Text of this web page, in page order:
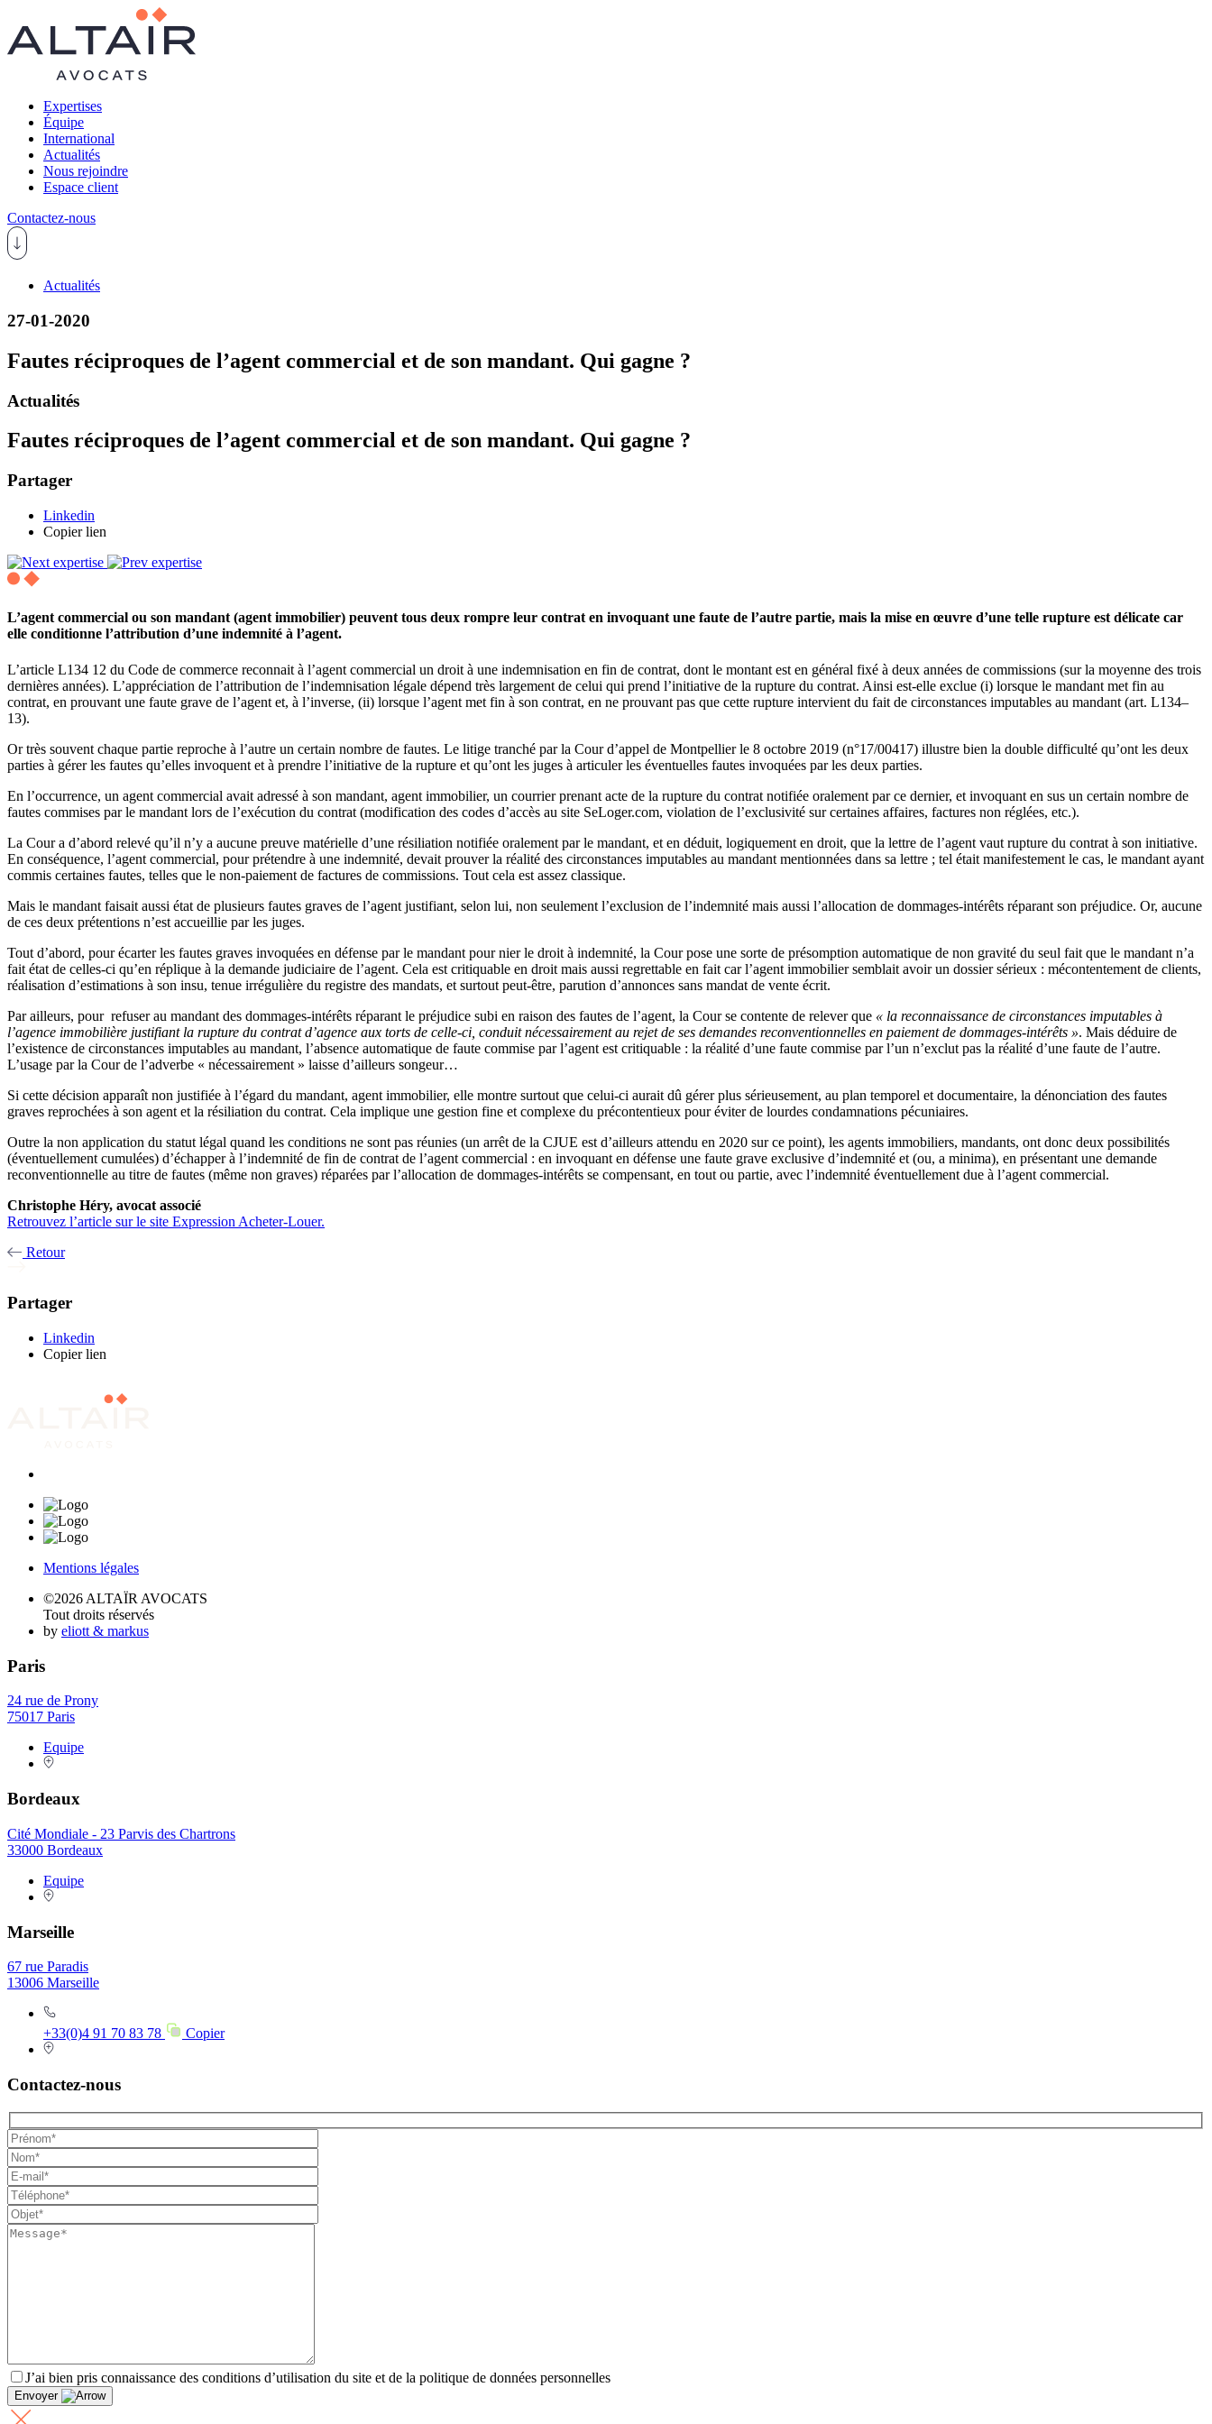
Expertises
Équipe
International
Actualités
Nous rejoindre
Espace client
Contactez-nous
Actualités
27-01-2020
Fautes réciproques de l’agent commercial et de son mandant. Qui gagne ?
Actualités
Fautes réciproques de l’agent commercial et de son mandant. Qui gagne ?
Partager
Linkedin
Copier lien
L’agent commercial ou son mandant (agent immobilier) peuvent tous deux rompre leur contrat en invoquant une faute de l’autre partie, mais la mise en œuvre d’une telle rupture est délicate car
elle conditionne l’attribution d’une indemnité à l’agent.
L’article L134 12 du Code de commerce reconnait à l’agent commercial un droit à une indemnisation en fin de contrat, dont le montant est en général fixé à deux années de commissions (sur la moyenne des trois
dernières années). L’appréciation de l’attribution de l’indemnisation légale dépend très largement de celui qui prend l’initiative de la rupture du contrat. Ainsi est-elle exclue (i) lorsque le mandant met fin au
contrat, en prouvant une faute grave de l’agent et, à l’inverse, (ii) lorsque l’agent met fin à son contrat, en ne prouvant pas que cette rupture intervient du fait de circonstances imputables au mandant (art. L134–
13).
Or très souvent chaque partie reproche à l’autre un certain nombre de fautes. Le litige tranché par la Cour d’appel de Montpellier le 8 octobre 2019 (n°17/00417) illustre bien la double difficulté qu’ont les deux
parties à gérer les fautes qu’elles invoquent et à prendre l’initiative de la rupture et qu’ont les juges à articuler les éventuelles fautes invoquées par les deux parties.
En l’occurrence, un agent commercial avait adressé à son mandant, agent immobilier, un courrier prenant acte de la rupture du contrat notifiée oralement par ce dernier, et invoquant en sus un certain nombre de
fautes commises par le mandant lors de l’exécution du contrat (modification des codes d’accès au site SeLoger.com, violation de l’exclusivité sur certaines affaires, factures non réglées, etc.).
La Cour a d’abord relevé qu’il n’y a aucune preuve matérielle d’une résiliation notifiée oralement par le mandant, et en déduit, logiquement en droit, que la lettre de l’agent vaut rupture du contrat à son initiative.
En conséquence, l’agent commercial, pour prétendre à une indemnité, devait prouver la réalité des circonstances imputables au mandant mentionnées dans sa lettre ; tel était manifestement le cas, le mandant ayant
commis certaines fautes, telles que le non-paiement de factures de commissions. Tout cela est assez classique.
Mais le mandant faisait aussi état de plusieurs fautes graves de l’agent justifiant, selon lui, non seulement l’exclusion de l’indemnité mais aussi l’allocation de dommages-intérêts réparant son préjudice. Or, aucune
de ces deux prétentions n’est accueillie par les juges.
Tout d’abord, pour écarter les fautes graves invoquées en défense par le mandant pour nier le droit à indemnité, la Cour pose une sorte de présomption automatique de non gravité du seul fait que le mandant n’a
fait état de celles-ci qu’en réplique à la demande judiciaire de l’agent. Cela est critiquable en droit mais aussi regrettable en fait car l’agent immobilier semblait avoir un dossier sérieux : mécontentement de clients,
réalisation d’estimations à son insu, tenue irrégulière du registre des mandats, et surtout peut-être, parution d’annonces sans mandat de vente écrit.
Par ailleurs, pour refuser au mandant des dommages-intérêts réparant le préjudice subi en raison des fautes de l’agent, la Cour se contente de relever que « la reconnaissance de circonstances imputables à
l’agence immobilière justifiant la rupture du contrat d’agence aux torts de celle-ci, conduit nécessairement au rejet de ses demandes reconventionnelles en paiement de dommages-intérêts ». Mais déduire de
l’existence de circonstances imputables au mandant, l’absence automatique de faute commise par l’agent est critiquable : la réalité d’une faute commise par l’un n’exclut pas la réalité d’une faute de l’autre.
L’usage par la Cour de l’adverbe « nécessairement » laisse d’ailleurs songeur…
Si cette décision apparaît non justifiée à l’égard du mandant, agent immobilier, elle montre surtout que celui-ci aurait dû gérer plus sérieusement, au plan temporel et documentaire, la dénonciation des fautes
graves reprochées à son agent et la résiliation du contrat. Cela implique une gestion fine et complexe du précontentieux pour éviter de lourdes condamnations pécuniaires.
Outre la non application du statut légal quand les conditions ne sont pas réunies (un arrêt de la CJUE est d’ailleurs attendu en 2020 sur ce point), les agents immobiliers, mandants, ont donc deux possibilités
(éventuellement cumulées) d’échapper à l’indemnité de fin de contrat de l’agent commercial : en invoquant en défense une faute grave exclusive d’indemnité et (ou, a minima), en présentant une demande
reconventionnelle au titre de fautes (même non graves) réparées par l’allocation de dommages-intérêts se compensant, en tout ou partie, avec l’indemnité éventuellement due à l’agent commercial.
Christophe Héry, avocat associé
Retrouvez l’article sur le site Expression Acheter-Louer.
Retour
Partager
Linkedin
Copier lien
Mentions légales
©2026 ALTAÏR AVOCATS
Tout droits réservés
by eliott & markus
Paris
24 rue de Prony
75017 Paris
Equipe
Bordeaux
Cité Mondiale - 23 Parvis des Chartrons
33000 Bordeaux
Equipe
Marseille
67 rue Paradis
13006 Marseille
+33(0)4 91 70 83 78 Copier
Contactez-nous
J’ai bien pris connaissance des conditions d’utilisation du site et de la politique de données personnelles
Envoyer